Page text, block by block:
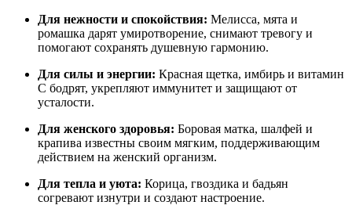
Для нежности и спокойствия: Мелисса, мята и
ромашка дарят умиротворение, снимают тревогу и
помогают сохранять душевную гармонию.
Для силы и энергии: Красная щетка, имбирь и витамин
С бодрят, укрепляют иммунитет и защищают от
усталости.
Для женского здоровья: Боровая матка, шалфей и
крапива известны своим мягким, поддерживающим
действием на женский организм.
Для тепла и уюта: Корица, гвоздика и бадьян
согревают изнутри и создают настроение.